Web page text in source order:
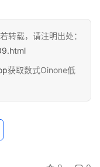
repository/
>
转载，请注明出处：
获取数式Oinone低